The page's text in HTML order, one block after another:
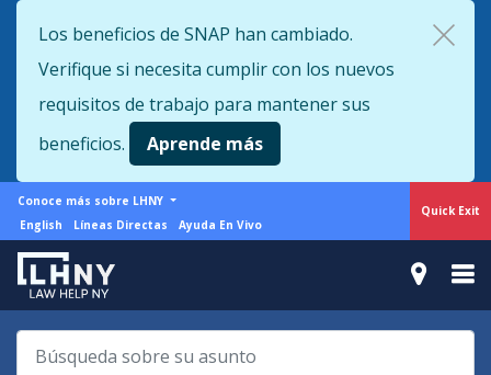
to
main
content
Quick Exit
Los beneficios de SNAP han cambiado.
Verifique si necesita cumplir con los nuevos
requisitos de trabajo para mantener sus
beneficios.
Aprende más
More
from
LHNY
Conoce más sobre LHNY
Support
menu
English Líneas Directas Ayuda En Vivo